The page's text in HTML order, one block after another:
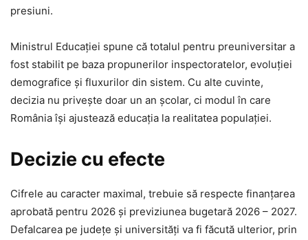
presiuni.
Ministrul Educației spune că totalul pentru preuniversitar a
fost stabilit pe baza propunerilor inspectoratelor, evoluției
demografice și fluxurilor din sistem. Cu alte cuvinte,
decizia nu privește doar un an școlar, ci modul în care
România își ajustează educația la realitatea populației.
Decizie cu efecte
Cifrele au caracter maximal, trebuie să respecte finanțarea
aprobată pentru 2026 și previziunea bugetară 2026 – 2027.
Defalcarea pe județe și universități va fi făcută ulterior, prin